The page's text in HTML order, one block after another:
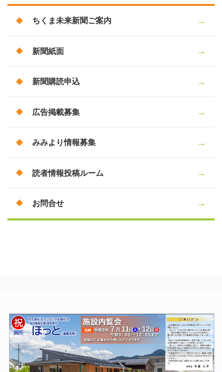
ちくま未来新聞ご案内
新聞紙面
新聞購読申込
広告掲載募集
みみより情報募集
読者情報投稿ルーム
お問合せ